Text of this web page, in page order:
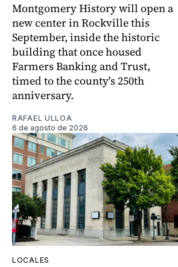
Montgomery History will open a
new center in Rockville this
September, inside the historic
building that once housed
Farmers Banking and Trust,
timed to the county's 250th
anniversary.
RAFAEL ULLOA
6 de agosto de 2026
LOCALES